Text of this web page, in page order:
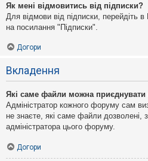
Як мені відмовитись від підписки?
Для відмови від підписки, перейдіть
на посилання "Підписки".
Догори
Вкладення
Які саме файли можна
Адміністратор кожного форуму сам
не знаєте, які саме файли дозволені,
адміністратора цього форуму.
Догори